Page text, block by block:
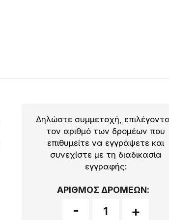
Δηλώστε συμμετοχή,
τον αριθμό των δρομέων που
επιθυμείτε να εγγράψετε και
συνεχίστε με τη διαδικασία
εγγραφής:
ΑΡΙΘΜΟΣ ΔΡΟΜΕΩΝ:
- +